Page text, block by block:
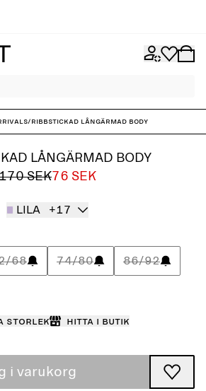
/Ribbstickad långärmad body
LÅNGÄRMAD BODY
SEK76 SEK
LILA +17
68 74/80 86/92
storlek Hitta i butik
i varukorg